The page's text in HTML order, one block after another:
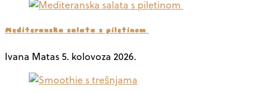
Mediteranska salata s piletinom
Ivana Matas5. kolovoza 2026.